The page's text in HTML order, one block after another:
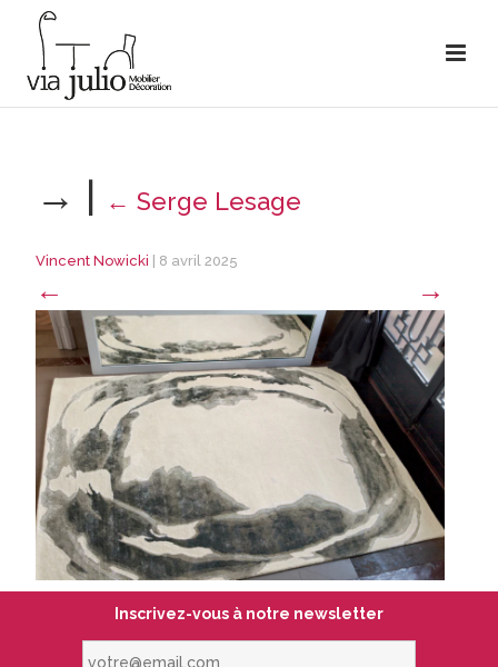
→ | ← Serge Lesage
Vincent Nowicki 8 avril 2025
← →
Inscrivez-vous à notre newsletter